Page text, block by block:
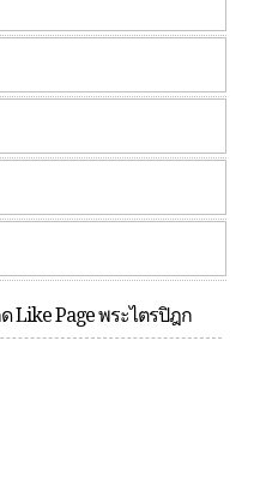
Like Page พระไตรปิฎก